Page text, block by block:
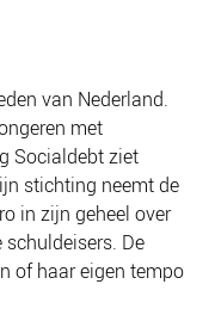
van Nederland.
met
Socialdebt ziet
stichting neemt de
in zijn geheel over
De
of haar eigen tempo